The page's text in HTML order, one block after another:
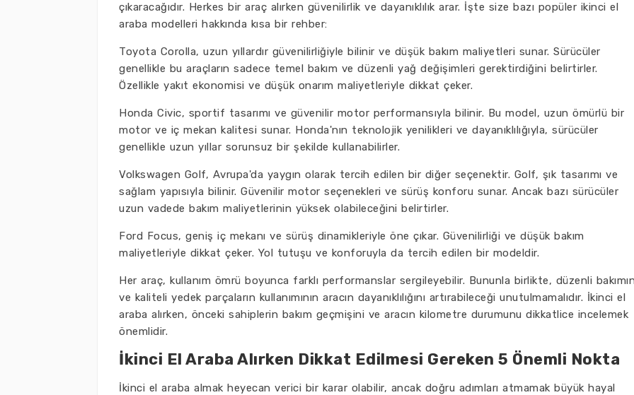
çıkaracağıdır. Herkes bir araç alırken güvenilirlik ve dayanıklılık arar. İşte size bazı popüler ikinci el
araba modelleri hakkında kısa bir rehber:
Toyota Corolla, uzun yıllardır güvenilirliğiyle bilinir ve düşük bakım maliyetleri sunar. Sürücüler
genellikle bu araçların sadece temel bakım ve düzenli yağ değişimleri gerektirdiğini belirtirler.
Özellikle yakıt ekonomisi ve düşük onarım maliyetleriyle dikkat çeker.
Honda Civic, sportif tasarımı ve güvenilir motor performansıyla bilinir. Bu model, uzun ömürlü bir
motor ve iç mekan kalitesi sunar. Honda'nın teknolojik yenilikleri ve dayanıklılığıyla, sürücüler
genellikle uzun yıllar sorunsuz bir şekilde kullanabilirler.
Volkswagen Golf, Avrupa'da yaygın olarak tercih edilen bir diğer seçenektir. Golf, şık tasarımı ve
sağlam yapısıyla bilinir. Güvenilir motor seçenekleri ve sürüş konforu sunar. Ancak bazı sürücüler
uzun vadede bakım maliyetlerinin yüksek olabileceğini belirtirler.
Ford Focus, geniş iç mekanı ve sürüş dinamikleriyle öne çıkar. Güvenilirliği ve düşük bakım
maliyetleriyle dikkat çeker. Yol tutuşu ve konforuyla da tercih edilen bir modeldir.
Her araç, kullanım ömrü boyunca farklı performanslar sergileyebilir. Bununla birlikte, düzenli
ve kaliteli yedek parçaların kullanımının aracın dayanıklılığını artırabileceği unutulmamalıdır. İkinci el
araba alırken, önceki sahiplerin bakım geçmişini ve aracın kilometre durumunu dikkatlice incelemek
önemlidir.
İkinci El Araba Alırken Dikkat Edilmesi Gereken 5 Önemli Nokta
İkinci el araba almak heyecan verici bir karar olabilir, ancak doğru adımları atmamak büyük hayal